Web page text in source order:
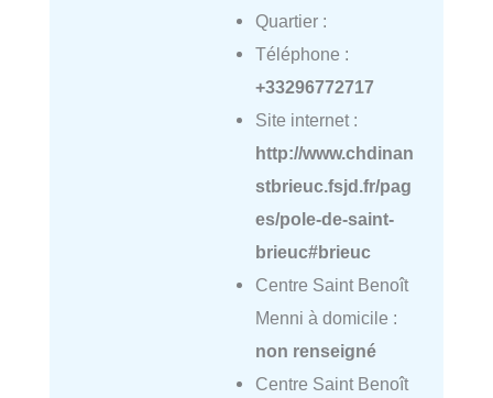
Quartier :
Téléphone :
+33296772717
Site internet :
http://www.chdinan
stbrieuc.fsjd.fr/pag
es/pole-de-saint-
brieuc#brieuc
Centre Saint Benoît
Menni à domicile :
non renseigné
Centre Saint Benoît